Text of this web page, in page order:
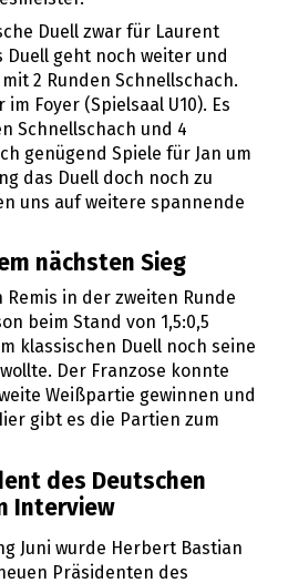
Duell zwar für Laurent
Duell geht noch weiter und
2 Runden Schnellschach.
im Foyer (Spielsaal U10). Es
Schnellschach und 4
genügend Spiele für Jan um
das Duell doch noch zu
uns auf weitere spannende
nächsten Sieg
Remis in der zweiten Runde
beim Stand von 1,5:0,5
klassischen Duell noch seine
Der Franzose konnte
Weißpartie gewinnen und
gibt es die Partien zum
des Deutschen
Interview
Juni wurde Herbert Bastian
Präsidenten des